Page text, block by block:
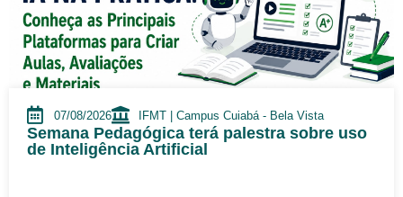
07/08/2026 IFMT | Campus Cuiabá - Bela Vista
Semana Pedagógica terá palestra sobre uso
de Inteligência Artificial